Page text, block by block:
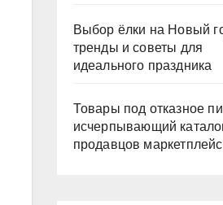
Выбор ёлки на Новый
тренды и советы для
идеального праздника
Товары под отказное
исчерпывающий
продавцов